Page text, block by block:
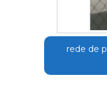
rede de